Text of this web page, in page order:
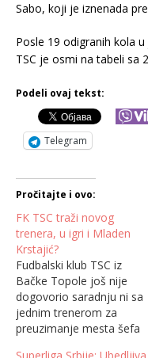
Sabo, koji je iznenada
Posle 19 odigranih kola
TSC je osmi na tabeli sa
Podeli ovaj tekst:
Telegram
Pročitajte i ovo:
FK TSC traži novog
trenera, u igri i Mladen
Krstajić?
Fudbalski klub TSC iz
Bačke Topole još nije
dogovorio saradnju ni sa
jednim trenerom za
preuzimanje mesta šefa